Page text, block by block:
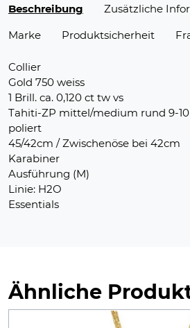
Beschreibung
Zusätzliche
Marke
Produktsicherheit
Collier
Gold 750 weiss
1 Brill. ca. 0,120 ct tw vs
Tahiti-ZP mittel/medium rund 9-
poliert
45/42cm / Zwischenöse bei 42cm
Karabiner
Ausführung (M)
Linie: H2O
Essentials
Ähnliche